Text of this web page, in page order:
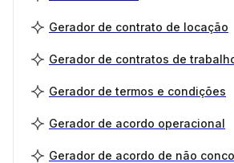
Gerador de contrato de locação
Gerador de contratos de
Gerador de termos e condições
Gerador de acordo operacional
Gerador de acordo de não